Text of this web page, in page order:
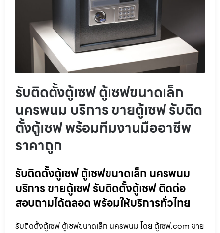
รับติดตั้งตู้เซฟ ตู้เซฟขนาดเล็ก
นครพนม บริการ ขายตู้เซฟ รับติด
ตั้งตู้เซฟ พร้อมทีมงานมืออาชีพ
ราคาถูก
รับติดตั้งตู้เซฟ ตู้เซฟขนาดเล็ก นครพนม
บริการ ขายตู้เซฟ รับติดตั้งตู้เซฟ ติดต่อ
สอบถามได้ตลอด พร้อมให้บริการทั่วไทย
รับติดตั้งตู้เซฟ ตู้เซฟขนาดเล็ก นครพนม โดย ตู้เซฟ.com ขาย